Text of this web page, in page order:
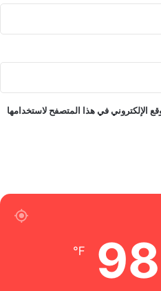
الإلكتروني في هذا المتصفح لاستخدامها
98
℉